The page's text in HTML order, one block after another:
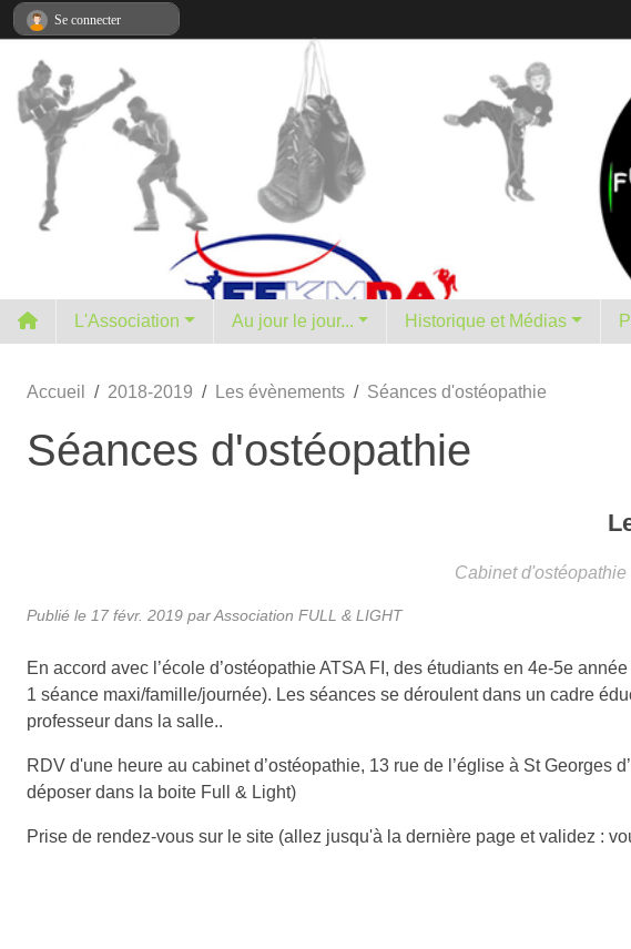
L'Association Au jour le jour... Historique et Médias
Accueil 2018-2019 Les évènements Séances d'ostéopathie
Séances d'ostéopathie
Cabinet
Publié le 17 févr. 2019 par Association FULL & LIGHT
En accord avec l’école d’ostéopathie ATSA FI, des étudiants en 4e-5e
1 séance maxi/famille/journée). Les séances se déroulent dans un cadre
professeur dans la salle..
RDV d'une heure au cabinet d’ostéopathie, 13 rue de l’église à St Georges
déposer dans la boite Full & Light)
Prise de rendez-vous sur le site (allez jusqu'à la dernière page et validez :
Se connecter
Panneau de gestion des cookies